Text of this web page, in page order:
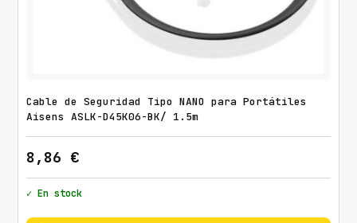
Cable de Seguridad Tipo NANO para Portátiles
Aisens ASLK-D45K06-BK/ 1.5m
8,86 €
✓ En stock